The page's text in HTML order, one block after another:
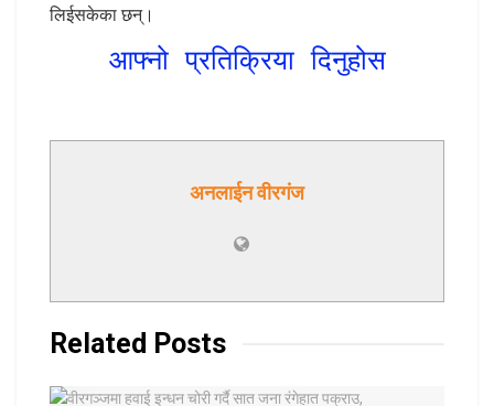
लिईसकेका छन्।
आफ्नो प्रतिक्रिया दिनुहोस
अनलाईन वीरगंज
Related Posts